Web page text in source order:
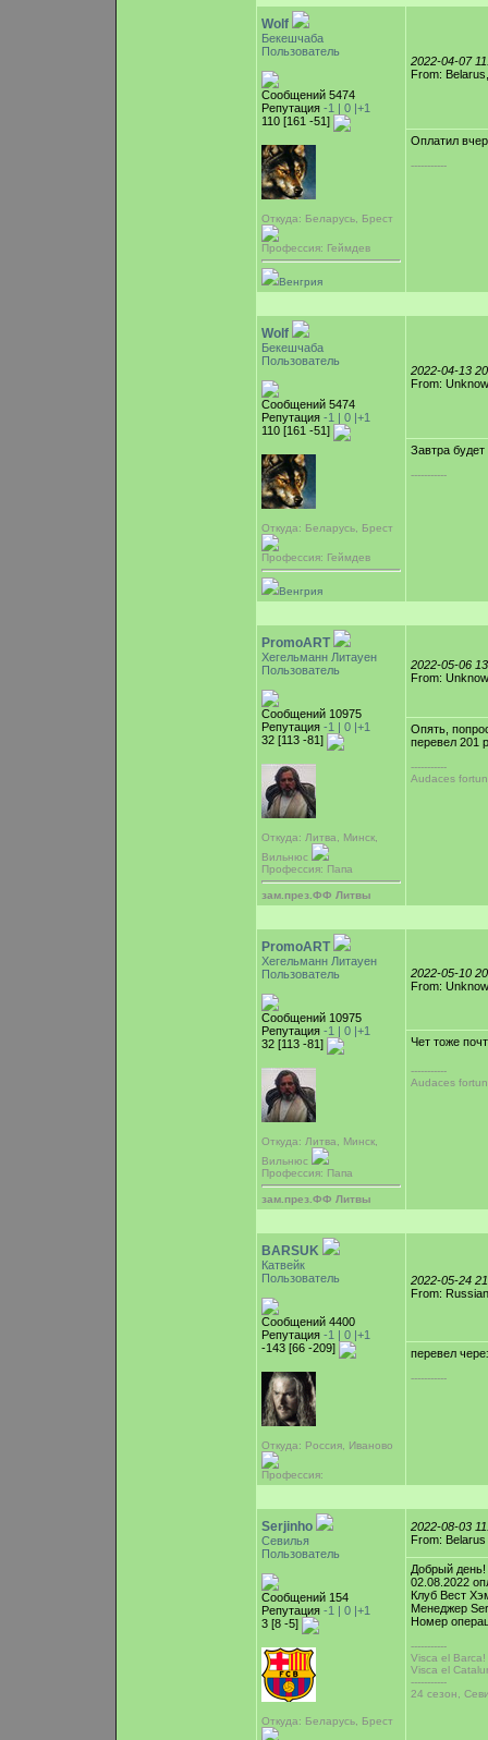
Wolf
Бекешчаба
Пользователь
Сообщений 5474
Репутация -1 | 0 |+1
110 [161 -51]
Откуда: Беларусь, Брест
Профессия: Геймдев
Венгрия
2022-04-07
From:
Оплатил
-----------
Wolf
Бекешчаба
Пользователь
Сообщений 5474
Репутация -1 | 0 |+1
110 [161 -51]
Откуда: Беларусь, Брест
Профессия: Геймдев
Венгрия
2022-04-13
From:
Завтра
-----------
PromoART
Хегельманн Литауен
Пользователь
Сообщений 10975
Репутация -1 | 0 |+1
32 [113 -81]
Откуда: Литва, Минск,
Вильнюс
Профессия: Папа
зам.през.ФФ Литвы
2022-05-06
From:
Опять,
перевел 201
-----------
Audaces
PromoART
Хегельманн Литауен
Пользователь
Сообщений 10975
Репутация -1 | 0 |+1
32 [113 -81]
Откуда: Литва, Минск,
Вильнюс
Профессия: Папа
зам.през.ФФ Литвы
2022-05-10
From:
Чет тоже
-----------
Audaces
BARSUK
Катвейк
Пользователь
Сообщений 4400
Репутация -1 | 0 |+1
-143 [66 -209]
Откуда: Россия, Иваново
Профессия:
2022-05-24
From:
перевел
-----------
Serjinho
Севилья
Пользователь
Сообщений 154
Репутация -1 | 0 |+1
3 [8 -5]
Откуда: Беларусь, Брест
2022-08-03
From: Belarus
Добрый день!
02.08.2022
Клуб Вест
Менеджер
Номер
-----------
Visca el Barса!
Visca el
-----------
24 сезон,